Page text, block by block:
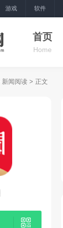
游戏 软件
首页
Home
新闻阅读 > 正文